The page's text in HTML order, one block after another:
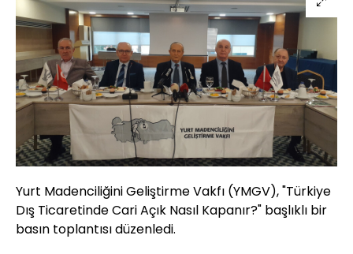
Yurt Madenciliğini Geliştirme Vakfı (YMGV), "Türkiye
Dış Ticaretinde Cari Açık Nasıl Kapanır?" başlıklı bir
basın toplantısı düzenledi.